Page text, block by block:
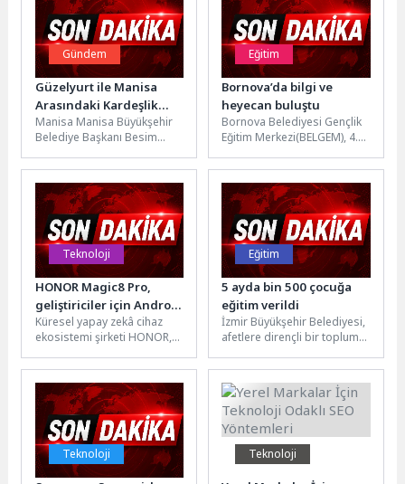
Gündem
Güzelyurt ile Manisa
Arasındaki Kardeşlik
Bağları Güçleniyor
Manisa Manisa Büyükşehir
Belediye Başkanı Besim
Portakal Festivali
kapsamında Kuzey Kıbrıs
Türk...
Eğitim
Bornova’da bilgi ve
heyecan buluştu
Bornova Belediyesi Gençlik
Eğitim Merkezi(BELGEM), 4.
yarışması düzenledi.
Öğrenciler, büyük heyecana...
Teknoloji
HONOR Magic8 Pro,
geliştiriciler için Android
17 Beta 3 desteği sunan
ilk cihazlar arasında
Küresel yapay zekâ cihaz
ekosistemi şirketi HONOR,
Beta 3 yazılım desteği...
Eğitim
5 ayda bin 500 çocuğa
eğitim verildi
İzmir Büyükşehir Belediyesi,
afetlere dirençli bir toplum
çocuklara yönelik eğitimlerini
sürdürüyor. Son...
Teknoloji Teknoloji